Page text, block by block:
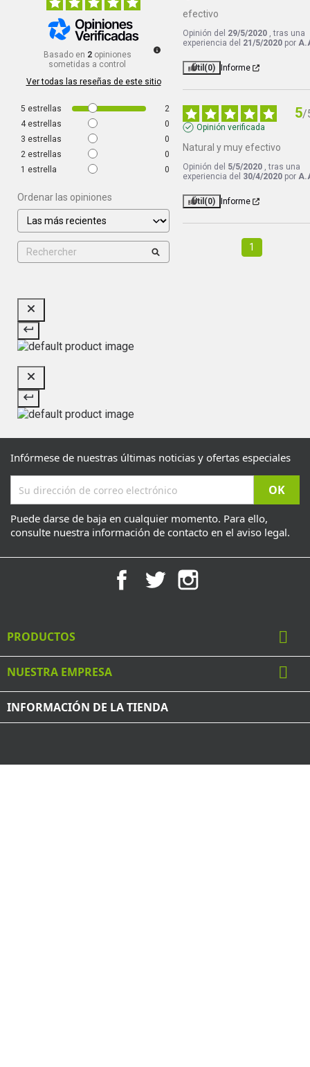
Basado en 2 opiniones
sometidas a control
Ver todas las reseñas de este sitio
5 estrellas
2
4 estrellas
0
3 estrellas
0
2 estrellas
0
1 estrella 0
Ordenar las opiniones
efectivo
Opinión del 29/5/2020 , tras una
experiencia del 21/5/2020 por
Útil (0) Informe
5/
Opinión verificada
Natural y muy efectivo
Opinión del 5/5/2020 , tras una
experiencia del 30/4/2020 por
Útil (0) Informe
1
Infórmese de nuestras últimas noticias y ofertas especiales
Puede darse de baja en cualquier momento. Para ello,
consulte nuestra información de contacto en el aviso legal.
FacebookTwitter
PRODUCTOS 
NUESTRA EMPRESA 
INFORMACIÓN DE LA TIENDA